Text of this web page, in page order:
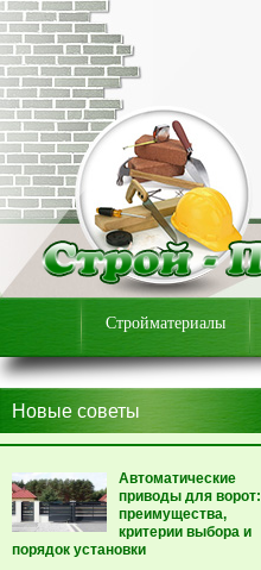
Стройматериалы
Новые советы
Автоматические
приводы для ворот:
преимущества,
критерии выбора и
порядок установки